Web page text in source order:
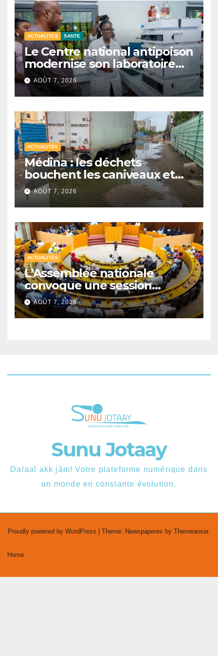
ACTUALITÉS SANTE
Le Centre national antipoison
modernise son laboratoire
grâce à uninvestissement de
1,6 milliard FCFA
AOÛT 7, 2026
ACTUALITÉS
Médina : les déchets
bouchent les caniveaux et
aggravent les inondations
AOÛT 7, 2026
ACTUALITÉS
L’Assemblée nationale
convoque une session
extraordinaire sur les
finances publiques et la
pêche
AOÛT 7, 2026
Sunu Jotaay
Dalaal akk jàm! Votre plateforme numérique dans
un monde en constante évolution.
Proudly powered by WordPress Theme: Newspaperex by Themeansar.
Home